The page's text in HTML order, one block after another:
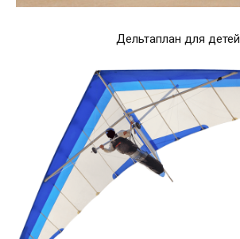
Дельтаплан для детей